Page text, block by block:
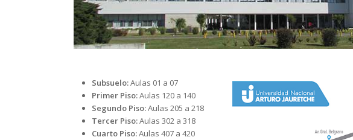
Subsuelo:Aulas 01 a 07
Primer Piso:Aulas 120 a 140
Segundo Piso:Aulas 205 a 218
Tercer Piso:Aulas 302 a 318
Cuarto Piso:Aulas 407 a 420